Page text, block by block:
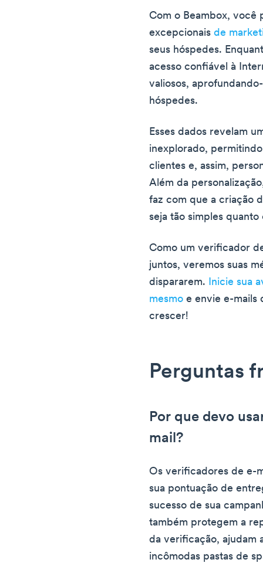
Com o Beambox, você
excepcionaisde
seus hóspedes.
acesso confiável à
valiosos,
hóspedes.
Esses dados revelam
inexplorado,
clientes e, assim,
Além da
faz com que a criação
seja tão simples
Como um verificador
juntos, veremos suas
dispararem. Inicie sua
mesmo e envie e-mails
crescer!
Perguntas
Por que devo
mail?
Os verificadores de e-
sua pontuação de
sucesso de sua
também protegem a
da verificação, ajudam
incômodas pastas de